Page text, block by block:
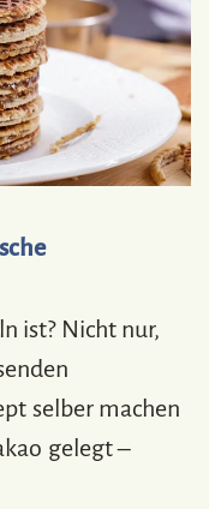
ist? Nicht nur,
selber machen
gelegt –